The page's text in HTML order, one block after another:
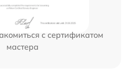
с сертификатом
мастера